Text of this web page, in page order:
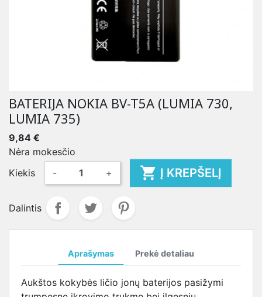
BATERIJA NOKIA BV-T5A (LUMIA 730,
LUMIA 735)
9,84 €
Nėra mokesčio
Kiekis
- +  Į KREPŠELĮ
Dalintis
Aprašymas Prekė detaliau
Aukštos kokybės ličio jonų baterijos pasižymi